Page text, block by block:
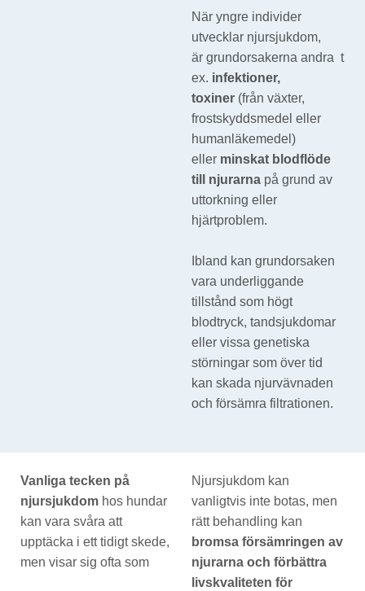
När yngre individer
utvecklar njursjukdom,
är grundorsakerna andra t
ex. infektioner,
toxiner(från växter,
frostskyddsmedel eller
humanläkemedel)
eller minskat blodflöde
till njurarnapå grund av
uttorkning eller
hjärtproblem.
Ibland kan grundorsaken
vara underliggande
tillstånd som högt
blodtryck, tandsjukdomar
eller vissa genetiska
störningar som över tid
kan skada njurvävnaden
och försämra filtrationen.
Vanliga tecken på
njursjukdom hos hundar
kan vara svåra att
upptäcka i ett tidigt skede,
men visar sig ofta som
Njursjukdom kan
vanligtvis inte botas, men
rätt behandling kan
bromsa försämringen av
njurarna och förbättra
livskvaliteten för